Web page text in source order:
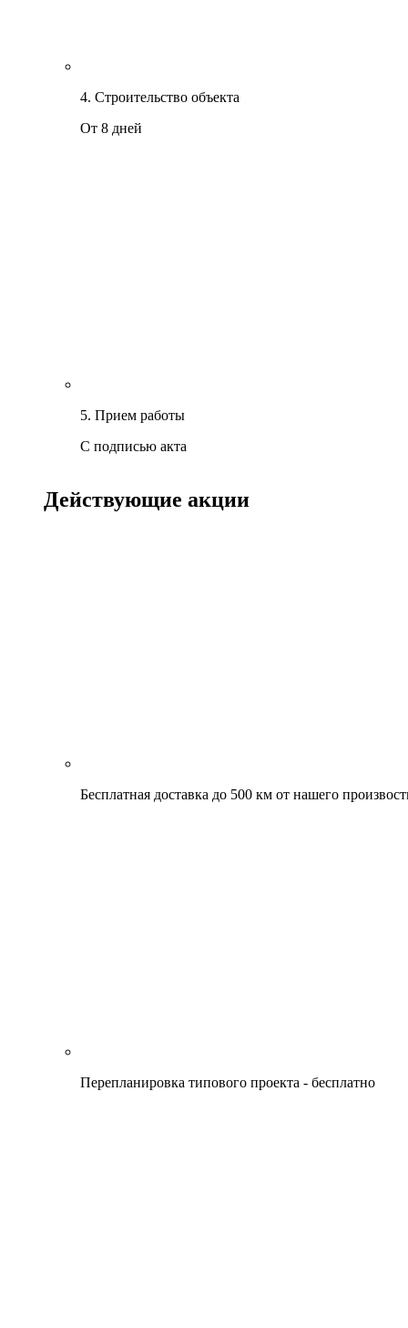
4. Строительство объекта
От 8 дней
5. Прием работы
С подписью акта
Действующие акции
Бесплатная доставка до 500 км от нашего
Перепланировка типового проекта - бесплатно